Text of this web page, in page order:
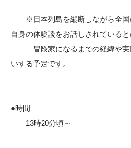
※日本列島を縦断しながら全国
自身の体験談をお話しされていると
冒険家になるまでの経緯や実
いする予定です。
●時間
13時20分頃～